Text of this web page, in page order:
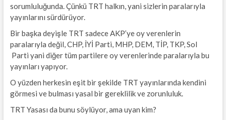
sorumluluğunda. Çünkü TRT halkın, yani sizlerin paralarıyla
yayınlarını sürdürüyor.
Bir başka deyişle TRT sadece AKP’ye oy verenlerin
paralarıyla değil, CHP, İYİ Parti, MHP, DEM, TİP, TKP, Sol
Parti yani diğer tüm partilere oy verenlerinde paralarıyla bu
yayınları yapıyor.
O yüzden herkesin eşit bir şekilde TRT yayınlarında kendini
görmesi ve bulması yasal bir gereklilik ve zorunluluk.
TRT Yasası da bunu söylüyor, ama uyan kim?